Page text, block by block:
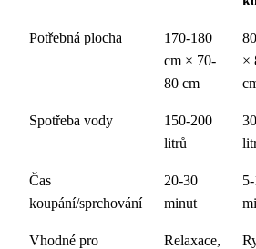
Potřebná plocha
170-180
cm × 70-
80 cm
×
Spotřeba vody
150-200
litrů
Čas
koupání/sprchování
20-30
minut
Vhodné pro
Relaxace,